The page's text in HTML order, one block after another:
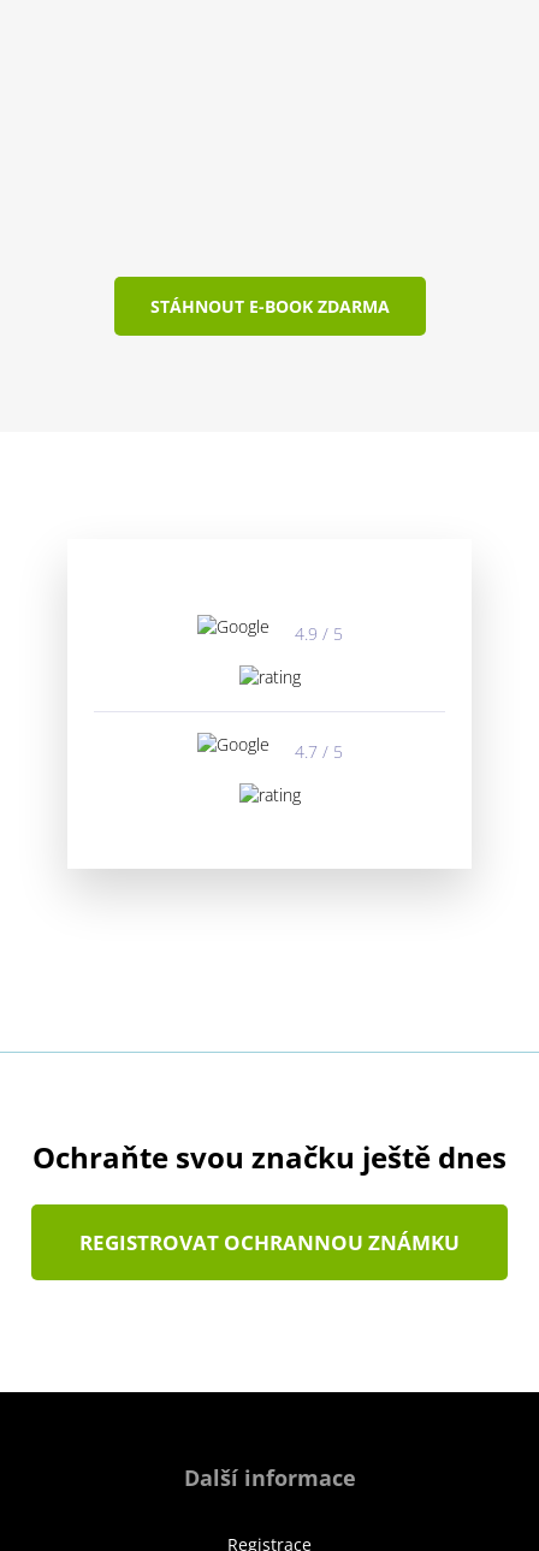
STÁHNOUT E-BOOK ZDARMA
4.9 / 5
4.7 / 5
Ochraňte svou značku ještě dnes
REGISTROVAT OCHRANNOU ZNÁMKU
Další informace
Registrace